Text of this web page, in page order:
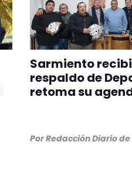
Sarmiento
respaldo de
retoma su
PorRedacción Diario